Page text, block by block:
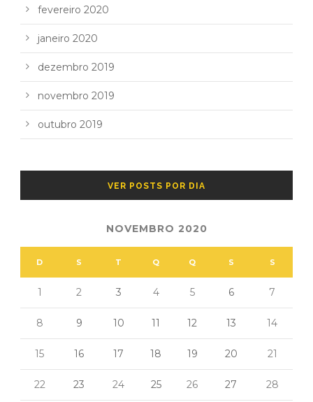
fevereiro 2020
janeiro 2020
dezembro 2019
novembro 2019
outubro 2019
VER POSTS POR DIA
NOVEMBRO 2020
D S T Q Q S S
1 2 3 4 5 6 7
8 9 10 11 12 13 14
15 16 17 18 19 20 21
22 23 24 25 26 27 28